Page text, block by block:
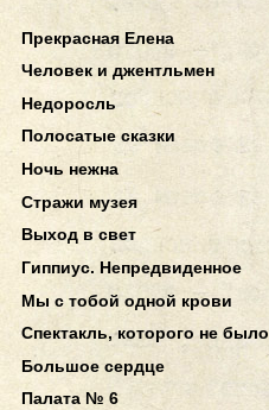
Прекрасная Елена
Человек и джентльмен
Недоросль
Полосатые сказки
Ночь нежна
Стражи музея
Выход в свет
Гиппиус. Непредвиденное
Мы с тобой одной крови
Спектакль, которого не было
Большое сердце
Палата № 6